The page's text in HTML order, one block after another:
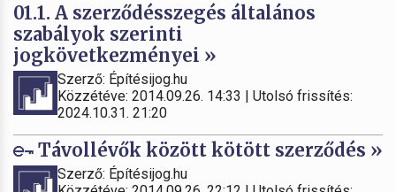
01.1. A szerződésszegés általános
szabályok szerinti
jogkövetkezményei »
Szerző: Építésijog.hu
Közzétéve: 2014.09.26. 14:33 | Utolsó frissítés:
2024.10.31. 21:20
Távollévők között kötött szerződés »
Szerző: Építésijog.hu